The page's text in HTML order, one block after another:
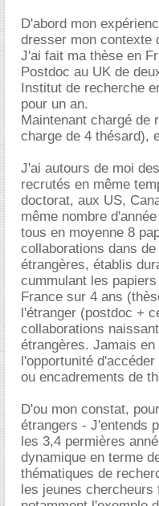
D'abord mon
dresser mon contexte
J'ai fait ma thèse en
Postdoc au UK de
Institut de recherche
pour un an.
Maintenant chargé de
charge de 4 thésard),
J'ai autours de moi
recrutés en même
doctorat, aux US,
même nombre
tous en moyenne 8
collaborations dans
étrangères, établis
cummulant les
France sur 4 ans
l'étranger (postdoc +
collaborations
étrangères. Jamais
l'opportunité
ou encadrements de
D'ou mon constat,
étrangers - J'entends
les 3,4 permières
dynamique en terme
thématiques de
les jeunes chercheurs